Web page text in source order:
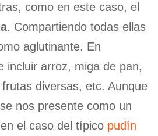
como en este caso, el
. Compartiendo todas ellas
aglutinante. En
incluir arroz, miga de pan,
diversas, etc. Aunque
nos presente como un
el caso del típico pudín